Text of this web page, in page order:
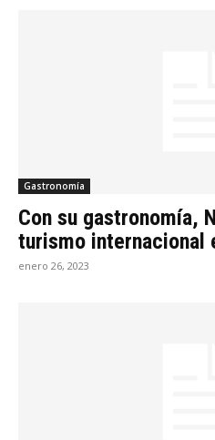
Gastronomía
Con su gastronomía,
turismo internacional
enero 26, 2023